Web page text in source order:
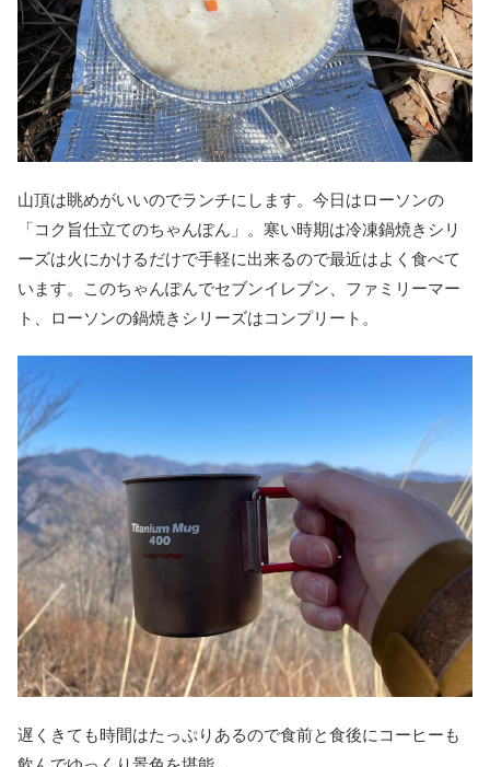
山頂は眺めがいいのでランチにします。今日はローソンの
「コク旨仕立てのちゃんぽん」。寒い時期は冷凍鍋焼きシリ
ーズは火にかけるだけで手軽に出来るので最近はよく食べて
います。このちゃんぽんでセブンイレブン、ファミリーマー
ト、ローソンの鍋焼きシリーズはコンプリート。
遅くきても時間はたっぷりあるので食前と食後にコーヒーも